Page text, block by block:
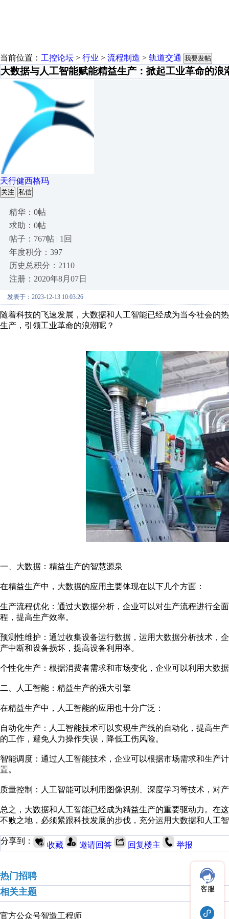
当前位置： 工控论坛 > 行业 > 流程制造 > 轨道交通 我要发帖
大数据与人工智能赋能精益生产：掀起工业革命的浪
天行健西格玛
关注 私信
精华：0帖
求助：0帖
帖子：767帖 | 1回
年度积分：397
历史总积分：2110
注册：2020年8月07日
发表于：2023-12-13 10:03:26
随着科技的飞速发展，大数据和人工智能已经成为当今社会的
生产，引领工业革命的浪潮呢？
一、大数据：精益生产的智慧源泉
在精益生产中，大数据的应用主要体现在以下几个方面：
生产流程优化：通过大数据分析，企业可以对生产流程进行全
程，提高生产效率。
预测性维护：通过收集设备运行数据，运用大数据分析技术，
产中断和设备损坏，提高设备利用率。
个性化生产：根据消费者需求和市场变化，企业可以利用大数
二、人工智能：精益生产的强大引擎
在精益生产中，人工智能的应用也十分广泛：
自动化生产：人工智能技术可以实现生产线的自动化，提高生
的工作，避免人力操作失误，降低工伤风险。
智能调度：通过人工智能技术，企业可以根据市场需求和生产
置。
质量控制：人工智能可以利用图像识别、深度学习等技术，对
总之，大数据和人工智能已经成为精益生产的重要驱动力。在
不败之地，必须紧跟科技发展的步伐，充分运用大数据和人工
分享到： 收藏 邀请回答 回复楼主 举报
热门招聘
相关主题
官方公众号智造工程师
客服